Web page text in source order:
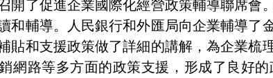
開了促進企業國際化經營政策輔導聯席會
和輔導。人民銀行和外匯局向企業輔導
貼和支援政策做了詳細的講解，為企業梳
網路等多方面的政策支援，形成了良好